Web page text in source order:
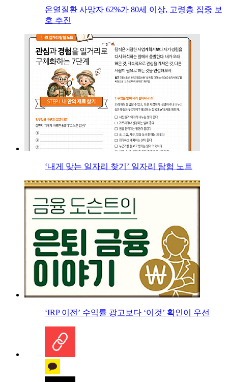
온열질환 사망자 62%가 80세 이상, 고령층 집중 보
호 추진
‘내게 맞는 일자리 찾기’ 일자리 탐험 노트
‘IRP 이전’ 수익률 광고보다 ‘이것’ 확인이 우선